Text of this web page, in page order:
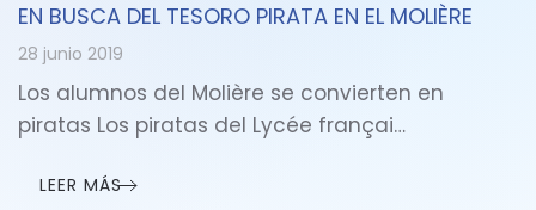
EN BUSCA DEL TESORO PIRATA EN EL MOLIÈRE
28 junio 2019
Los alumnos del Molière se convierten en
piratas Los piratas del Lycée françai…
LEER MÁS